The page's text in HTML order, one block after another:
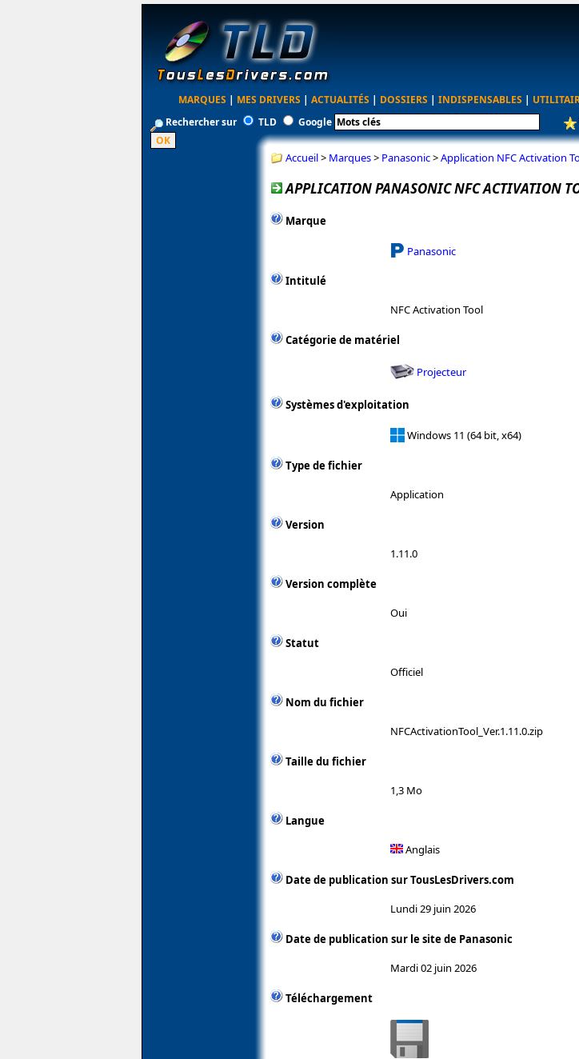
MARQUES | MES DRIVERS | ACTUALITÉS | DOSSIERS | INDISPENSABLES |
Rechercher sur
TLD Google
Accueil> Marques> Panasonic>Application NFC Activation
APPLICATION PANASONIC NFC ACTIVATION
Marque
Panasonic
Intitulé
NFC Activation Tool
Catégorie de matériel
Projecteur
Systèmes d'exploitation
Windows 11 (64 bit, x64)
Type de fichier
Application
Version
1.11.0
Version complète
Oui
Statut
Officiel
Nom du fichier
NFCActivationTool_Ver.1.11.0.zip
Taille du fichier
1,3 Mo
Langue
Anglais
Date de publication sur TousLesDrivers.com
Lundi 29 juin 2026
Date de publication sur le site de Panasonic
Mardi 02 juin 2026
Téléchargement